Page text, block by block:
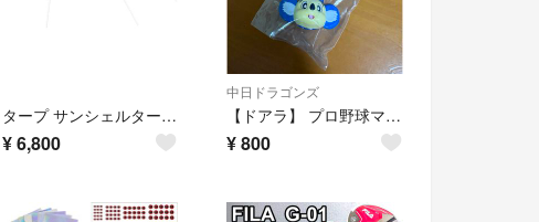
タープ サンシェルター L 天幕シェード ヘキサゴン キャンプ軽量 2000ｍｍ
¥6,800
中日ドラゴンズ
【ドアラ】 プロ野球マスコット めじるしアクセサリー
¥800